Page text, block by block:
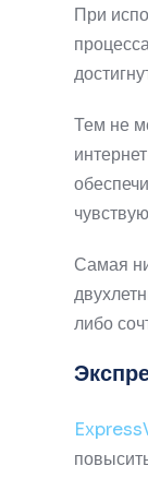
При
Тем не
Самая
либо